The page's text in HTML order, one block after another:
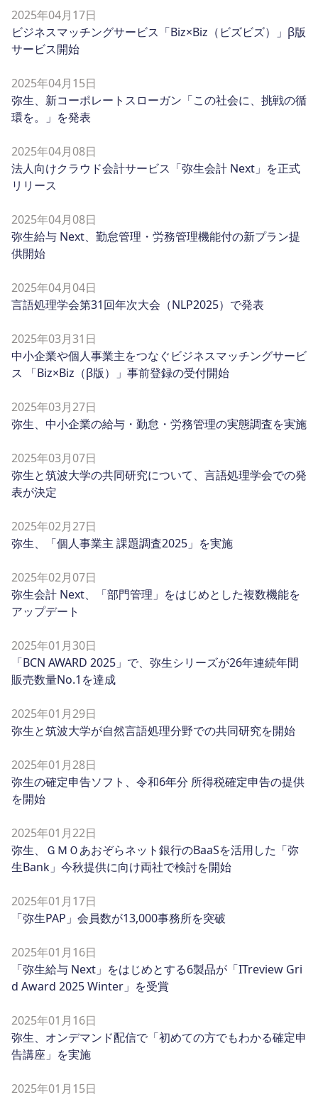
2025年04月17日
ビジネスマッチングサービス「Biz×Biz（ビズビズ）」β版
サービス開始
2025年04月15日
弥生、新コーポレートスローガン「この社会に、挑戦の循
環を。」を発表
2025年04月08日
法人向けクラウド会計サービス「弥生会計 Next」を正式
リリース
2025年04月08日
弥生給与 Next、勤怠管理・労務管理機能付の新プラン提
供開始
2025年04月04日
言語処理学会第31回年次大会（NLP2025）で発表
2025年03月31日
中小企業や個人事業主をつなぐビジネスマッチングサービ
ス 「Biz×Biz（β版）」事前登録の受付開始
2025年03月27日
弥生、中小企業の給与・勤怠・労務管理の実態調査を実施
2025年03月07日
弥生と筑波大学の共同研究について、言語処理学会での発
表が決定
2025年02月27日
弥生、「個人事業主 課題調査2025」を実施
2025年02月07日
弥生会計 Next、「部門管理」をはじめとした複数機能を
アップデート
2025年01月30日
「BCN AWARD 2025」で、弥生シリーズが26年連続年間
販売数量No.1を達成
2025年01月29日
弥生と筑波大学が自然言語処理分野での共同研究を開始
2025年01月28日
弥生の確定申告ソフト、令和6年分 所得税確定申告の提供
を開始
2025年01月22日
弥生、ＧＭＯあおぞらネット銀行のBaaSを活用した「弥
生Bank」今秋提供に向け両社で検討を開始
2025年01月17日
「弥生PAP」会員数が13,000事務所を突破
2025年01月16日
「弥生給与 Next」をはじめとする6製品が「ITreview Gri
d Award 2025 Winter」を受賞
2025年01月16日
弥生、オンデマンド配信で「初めての方でもわかる確定申
告講座」を実施
2025年01月15日